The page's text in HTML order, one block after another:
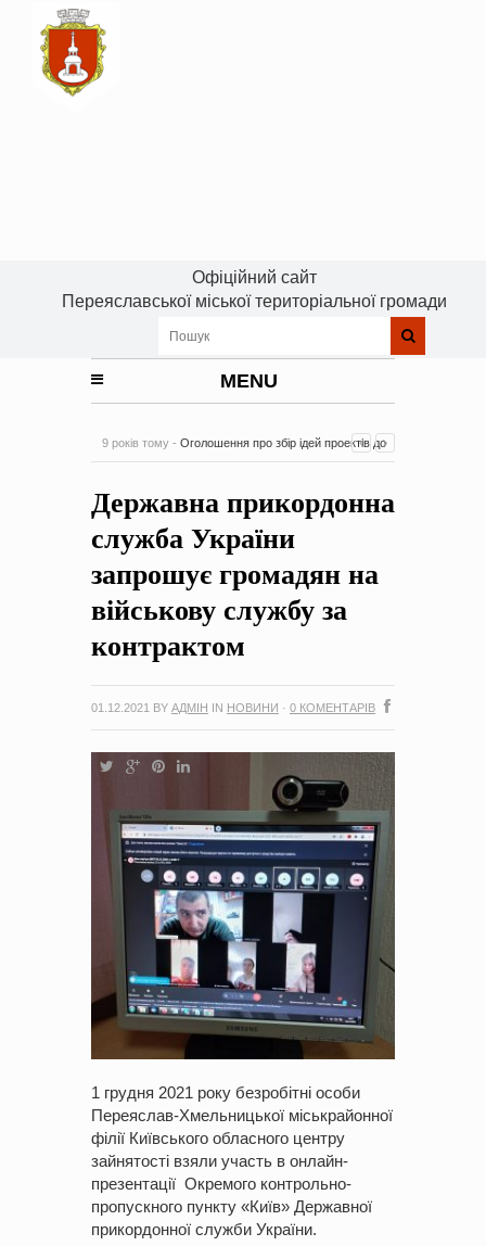
Офіційний сайт
Переяславської міської територіальної громади
MENU
9 років тому - Оголошення про збір ідей проектів до
на період 2018 – 2020 роки Оголошення про збір ідей
проектів
Державна прикордонна
служба України
запрошує громадян на
військову службу за
контрактом
01.12.2021 BY АДМІН IN НОВИНИ · 0 КОМЕНТАРІВ
1 грудня 2021 року безробітні особи
Переяслав-Хмельницької міськрайонної
філії Київського обласного центру
зайнятості взяли участь в онлайн-
презентації Окремого контрольно-
пропускного пункту «Київ» Державної
прикордонної служби України.